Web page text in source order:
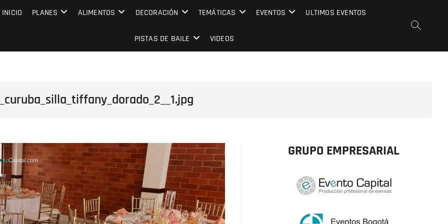
EVENTO CAPITAL
INICIO PLANES ALIMENTOS DECORACIÓN TEMÁTICAS EVENTOS ULTIMOS EVENTOS
PISTAS DE BAILE VIDEOS
GRUPO EMPRESARIAL